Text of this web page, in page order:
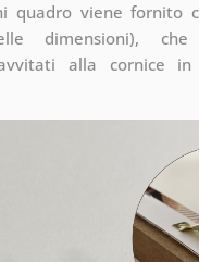
quadro viene fornito
dimensioni), che
alla cornice